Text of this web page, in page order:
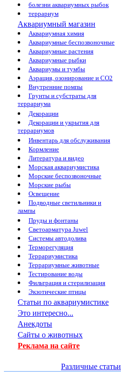
болезни аквариумных рыбок
террариум
Аквариумный магазин
Аквариумная химия
Аквариумные беспозвоночные
Аквариумные растения
Аквариумные рыбки
Аквариумы и тумбы
Аэрация, озонирование и CO2
Внутренние помпы
Грунты и субстраты для
террариума
Декорации
Декорации и укрытия для
террариумов
Инвентарь для обслуживания
Кормление
Литература и видео
Морская аквариумистика
Морские беспозвоночные
Морские рыбы
Освещение
Подводные светильники и
лампы
Пруды и фонтаны
Светоарматура Juwel
Системы автодолива
Терморегуляция
Террариумистика
Террариумные животные
Тестирование воды
Фильтрация и стерилизация
Экзотические птицы
Статьи по аквариумистике
Это интересно...
Анекдоты
Сайты о животных
Реклама на сайте
Различные статьи